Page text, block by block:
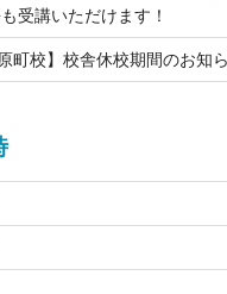
受講いただけます！
原町校】校舎休校期間のお知